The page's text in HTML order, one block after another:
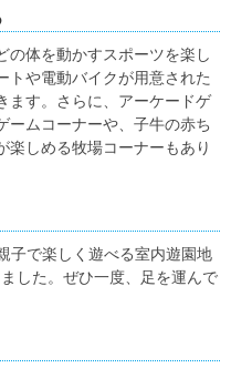
の体を動かすスポーツを楽し
トや電動バイクが用意された
ます。さらに、アーケードゲ
ームコーナーや、子牛の赤ち
楽しめる牧場コーナーもあり
子で楽しく遊べる室内遊園地
した。ぜひ一度、足を運んで